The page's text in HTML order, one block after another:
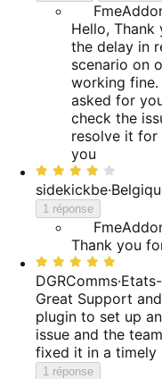
Hello,
the delay in
scenario on
working
asked for
check the
resolve it for
you
Noté
4
sur
5
sidekickbe·
1 réponse
Thank you
Noté
5
sur
5
DGRComms·
Great Support
plugin to set up
issue and the
fixed it in a timely
1 réponse